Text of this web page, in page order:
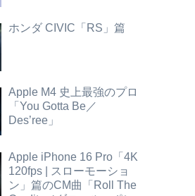
ホンダ CIVIC「RS」篇
Apple M4 史上最強のプロ
「You Gotta Be／
Des’ree」
Apple iPhone 16 Pro「4K
120fps | スローモーショ
ン」篇のCM曲「Roll The